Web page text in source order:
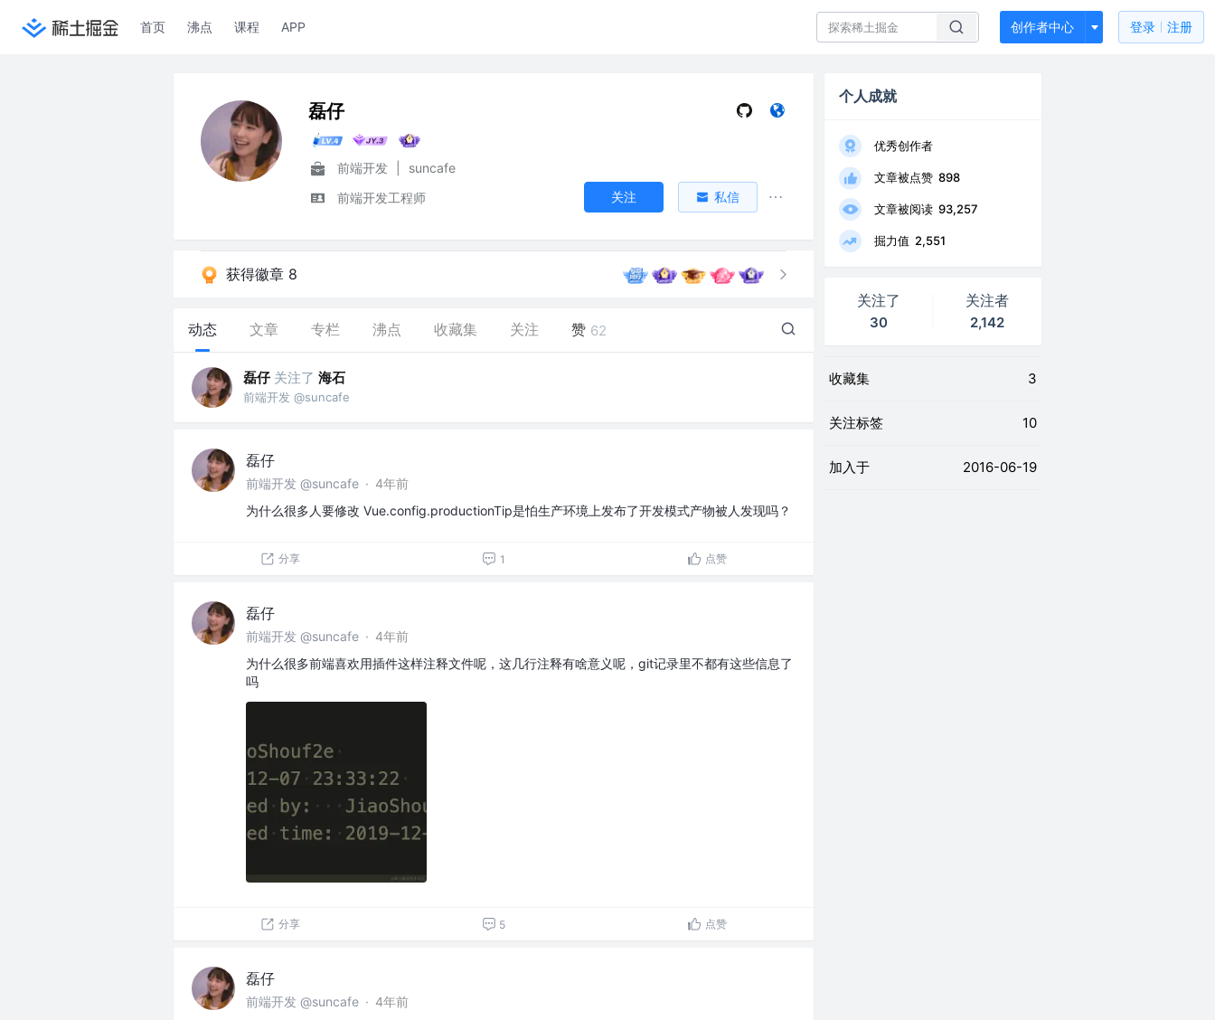
首页 沸点 课程 APP 创作者中心 登录 注册
磊仔
前端开发
suncafe
前端开发工程师
关注 私信
获得徽章 8
动态 文章 专栏 沸点 收藏集 关注 赞 62
磊仔 关注了 海石
前端开发 @suncafe
磊仔
前端开发 @suncafe · 4年前
为什么很多人要修改 Vue.config.productionTip是怕生产环境上发布了开发模式产物被人发现吗？
分享 1 点赞
磊仔
前端开发 @suncafe · 4年前
为什么很多前端喜欢用插件这样注释文件呢，这几行注释有啥意义呢，git记录里不都有这些信息了
吗
分享 5 点赞
磊仔
前端开发 @suncafe · 4年前
个人成就
优秀创作者
文章被点赞 898
文章被阅读 93,257
掘力值 2,551
关注了
30
关注者
2,142
收藏集 3
关注标签 10
加入于 2016-06-19